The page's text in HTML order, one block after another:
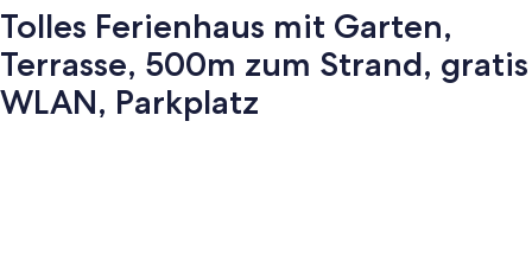
Tolles Ferienhaus mit Garten,
Terrasse, 500m zum Strand, gratis
WLAN, Parkplatz